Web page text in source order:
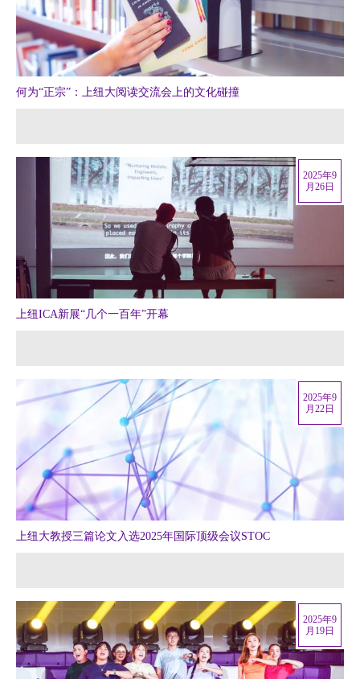
何为“正宗”：上纽大阅读交流会上的文化碰撞
上纽ICA新展“几个一百年”开幕
2025年9
月26日
上纽大教授三篇论文入选2025年国际顶级会议STOC
2025年9
月22日
2025年9
月19日